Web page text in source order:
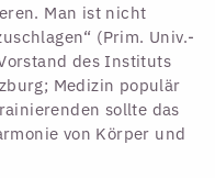
Man ist nicht
(Prim. Univ.-
des Instituts
Medizin populär
sollte das
von Körper und